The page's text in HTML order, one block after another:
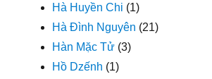
Hà Huyền Chi (1)
Hà Đình Nguyên (21)
Hàn Mặc Tử (3)
Hồ Dzếnh (1)